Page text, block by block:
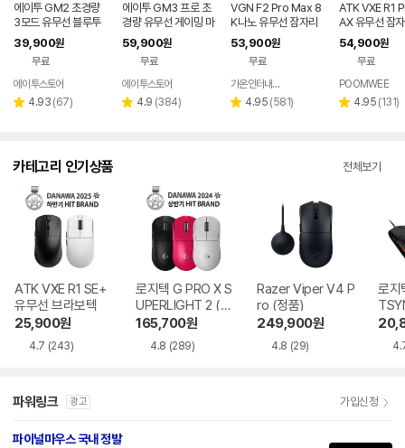
에이투 GM2 초경량
3모드 유무선 블루투
스 게이밍 마우스 노트
북 컴퓨터 FPS 발로란
39,900원
무료
에이투스토어
별 4.93 리
(67)
에이투 GM3 프로 초
경량 유무선 게이밍 마
우스 트리플모드 고감
도 USB 컴퓨터 PC 노
트북 GM3PRO
59,900원
무료
에이투스토어
별 4.9 리
(384)
VGN F2 Pro Max 8
K나노 유무선 잠자리
게이밍 마우스 화이트
53,900원
무료
페이
가온인터내셔날
별 4.95 리
(581)
ATK VXE R1
AX 유무선 잠
이밍 마우스 화
54,900원
무료
POOMWEE
별 4.95 리
(131)
카테고리 인기상품 전체보기
ATK VXE R1 SE+
유무선 브라보텍
25,900원
4.7 (243)
로지텍 G PRO X S
UPERLIGHT 2 (정
품)
165,700원
4.8 (289)
Razer Viper V4 P
ro (정품)
249,900원
4.8 (29)
로지
파워링크 광고 가입신청
파이널마우스 국내 정발